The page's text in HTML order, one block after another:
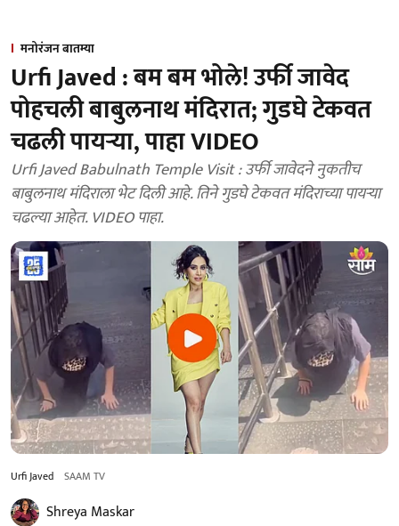
मनोरंजन बातम्या
Urfi Javed : बम बम भोले! उर्फी जावेद
पोहचली बाबुलनाथ मंदिरात; गुडघे टेकवत
चढली पायऱ्या, पाहा VIDEO
Urfi Javed Babulnath Temple Visit : उर्फी जावेदने नुकतीच
बाबुलनाथ मंदिराला भेट दिली आहे. तिने गुडघे टेकवत मंदिराच्या पायऱ्या
चढल्या आहेत. VIDEO पाहा.
Urfi Javed SAAM TV
Shreya Maskar